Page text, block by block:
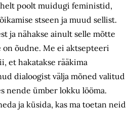
poolt muidugi feministid,
stseen ja muud sellist.
ja nähakse ainult selle mõtte
on õudne. Me ei aktsepteeri
et hakatakse rääkima
dialoogist välja mõned valitud
nende ümber lokku lööma.
ja küsida, kas ma toetan neid